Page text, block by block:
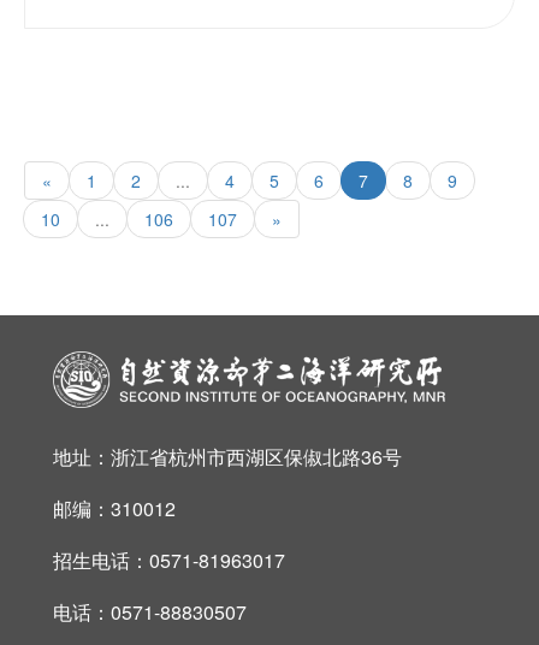
« 1 2 ... 4 5 6 7 8
9
10
... 106 107 »
地址：浙江省杭州市西湖区保俶北路36号
邮编：310012
招生电话：0571-81963017
电话：0571-88830507